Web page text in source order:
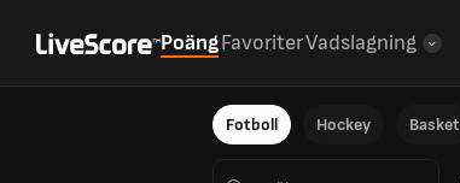
PoängFavoriterVadslagning
Fotboll Hockey Basket